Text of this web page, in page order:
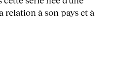
relation à son pays et à